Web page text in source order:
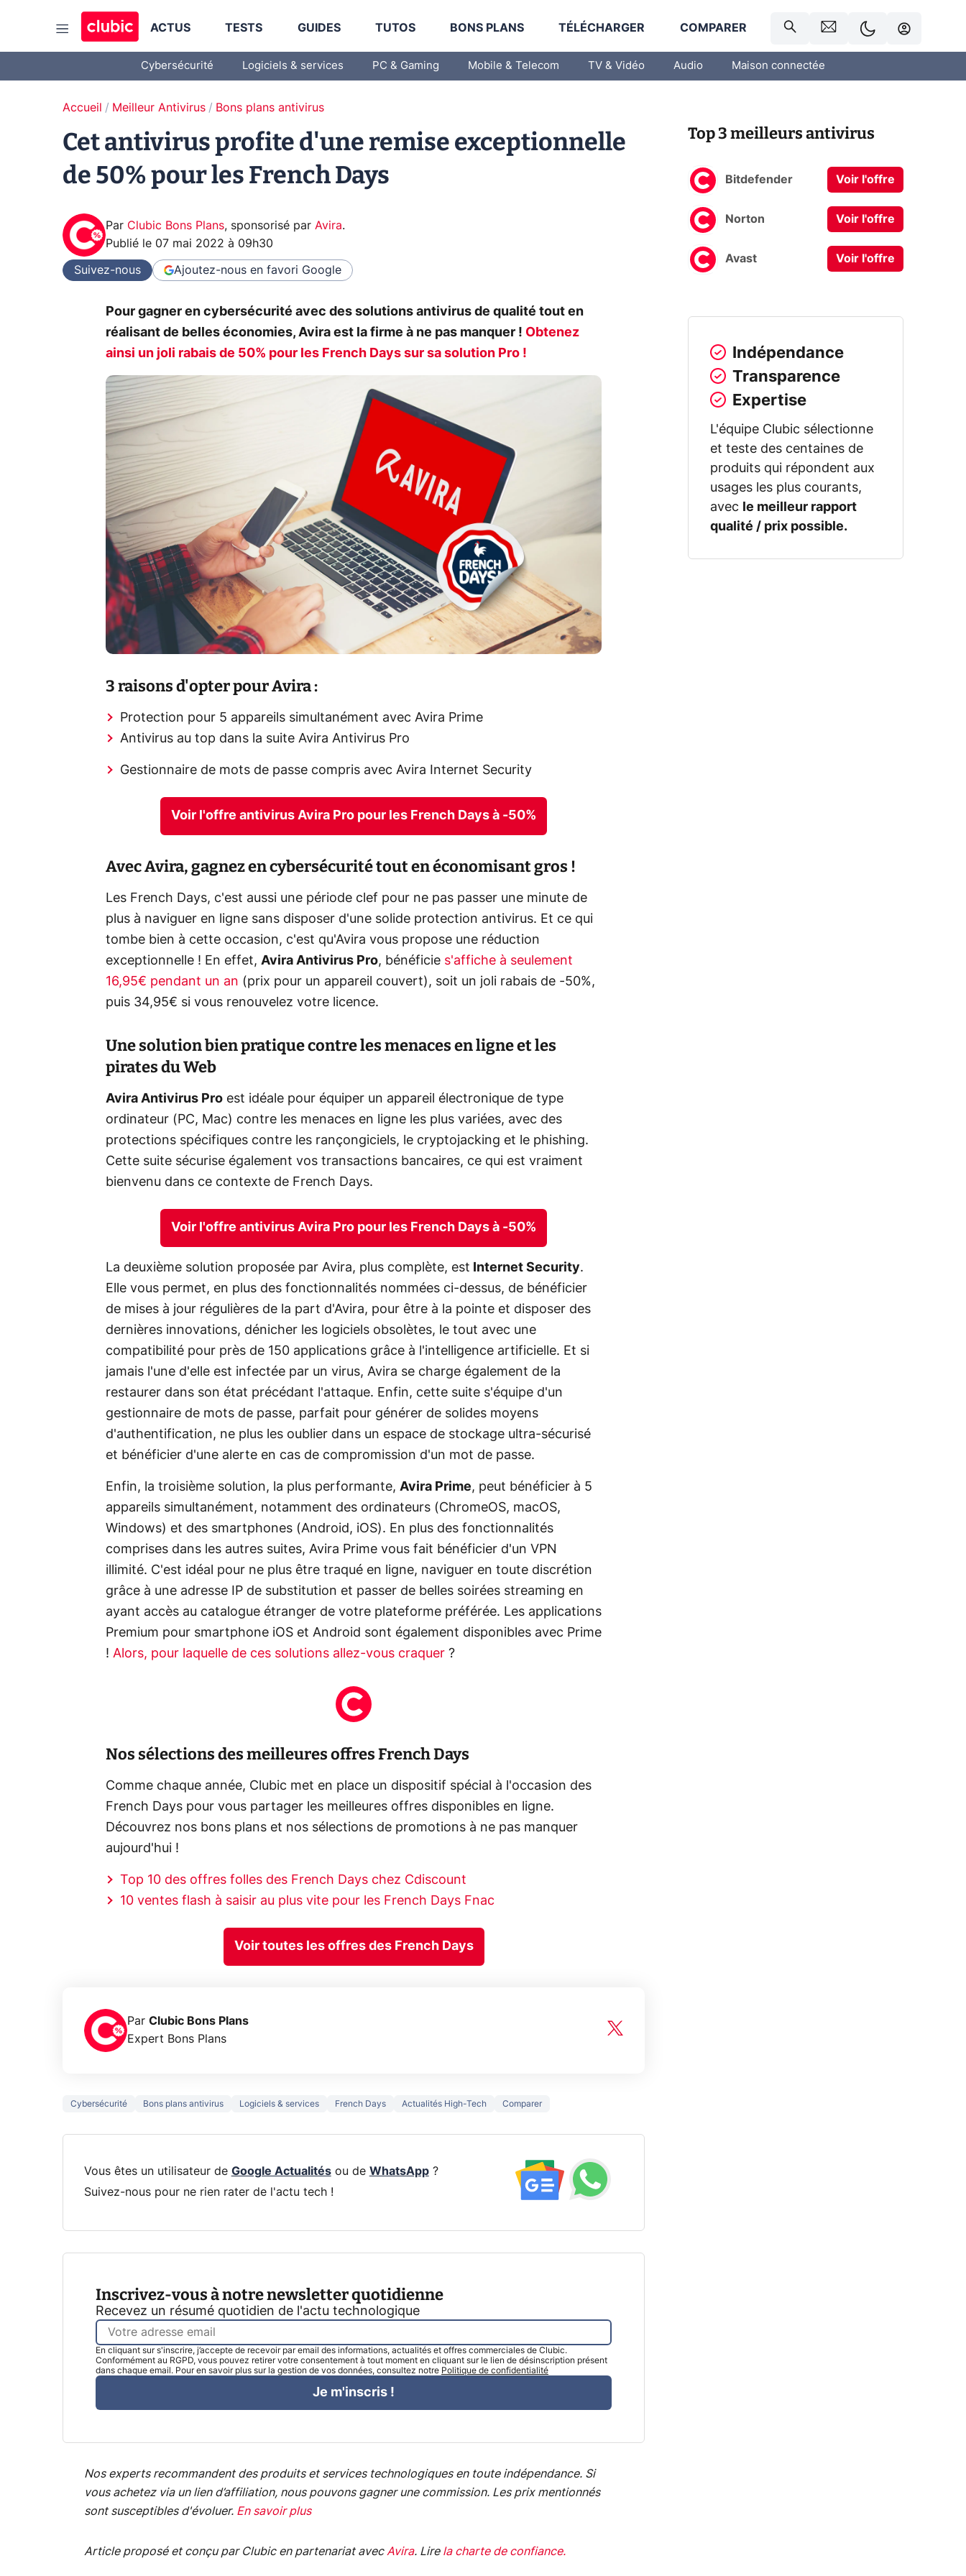
ACTUS TESTS GUIDES TUTOS BONS PLANS TÉLÉCHARGER COMPARER
Cybersécurité Logiciels & services PC & Gaming Mobile & Telecom TV & Vidéo Audio Maison connectée
Accueil Meilleur Antivirus Bons plans antivirus
Cet antivirus profite d'une remise exceptionnelle
de 50% pour les French Days
Par Clubic Bons Plans, sponsorisé par Avira.
Publié le 07 mai 2022 à 09h30
Suivez-nous Ajoutez-nous en favori Google
Pour gagner en cybersécurité avec des solutions antivirus de qualité tout en
réalisant de belles économies, Avira est la firme à ne pas manquer ! Obtenez
ainsi un joli rabais de 50% pour les French Days sur sa solution Pro !
3 raisons d'opter pour Avira :
Protection pour 5 appareils simultanément avec Avira Prime
Antivirus au top dans la suite Avira Antivirus Pro
Gestionnaire de mots de passe compris avec Avira Internet Security
Voir l'offre antivirus Avira Pro pour les French Days à -50%
Avec Avira, gagnez en cybersécurité tout en économisant gros !
Les French Days, c'est aussi une période clef pour ne pas passer une minute de
plus à naviguer en ligne sans disposer d'une solide protection antivirus. Et ce qui
tombe bien à cette occasion, c'est qu'Avira vous propose une réduction
exceptionnelle ! En effet, Avira Antivirus Pro, bénéficie s'affiche à seulement
16,95€ pendant un an (prix pour un appareil couvert), soit un joli rabais de -50%,
puis 34,95€ si vous renouvelez votre licence.
Une solution bien pratique contre les menaces en ligne et les
pirates du Web
Avira Antivirus Pro est idéale pour équiper un appareil électronique de type
ordinateur (PC, Mac) contre les menaces en ligne les plus variées, avec des
protections spécifiques contre les rançongiciels, le cryptojacking et le phishing.
Cette suite sécurise également vos transactions bancaires, ce qui est vraiment
bienvenu dans ce contexte de French Days.
Voir l'offre antivirus Avira Pro pour les French Days à -50%
La deuxième solution proposée par Avira, plus complète, est Internet Security.
Elle vous permet, en plus des fonctionnalités nommées ci-dessus, de bénéficier
de mises à jour régulières de la part d'Avira, pour être à la pointe et disposer des
dernières innovations, dénicher les logiciels obsolètes, le tout avec une
compatibilité pour près de 150 applications grâce à l'intelligence artificielle. Et si
jamais l'une d'elle est infectée par un virus, Avira se charge également de la
restaurer dans son état précédant l'attaque. Enfin, cette suite s'équipe d'un
gestionnaire de mots de passe, parfait pour générer de solides moyens
d'authentification, ne plus les oublier dans un espace de stockage ultra-sécurisé
et bénéficier d'une alerte en cas de compromission d'un mot de passe.
Enfin, la troisième solution, la plus performante, Avira Prime, peut bénéficier à 5
appareils simultanément, notamment des ordinateurs (ChromeOS, macOS,
Windows) et des smartphones (Android, iOS). En plus des fonctionnalités
comprises dans les autres suites, Avira Prime vous fait bénéficier d'un VPN
illimité. C'est idéal pour ne plus être traqué en ligne, naviguer en toute discrétion
grâce à une adresse IP de substitution et passer de belles soirées streaming en
ayant accès au catalogue étranger de votre plateforme préférée. Les applications
Premium pour smartphone iOS et Android sont également disponibles avec Prime
! Alors, pour laquelle de ces solutions allez-vous craquer ?
Nos sélections des meilleures offres French Days
Comme chaque année, Clubic met en place un dispositif spécial à l'occasion des
French Days pour vous partager les meilleures offres disponibles en ligne.
Découvrez nos bons plans et nos sélections de promotions à ne pas manquer
aujourd'hui !
Top 10 des offres folles des French Days chez Cdiscount
10 ventes flash à saisir au plus vite pour les French Days Fnac
Voir toutes les offres des French Days
Par Clubic Bons Plans
Expert Bons Plans
Cybersécurité Bons plans antivirus Logiciels & services French Days Actualités High-Tech Comparer
Vous êtes un utilisateur de Google Actualitésou de WhatsApp?
Suivez-nous pour ne rien rater de l'actu tech !
Inscrivez-vous à notre newsletter quotidienne
Recevez un résumé quotidien de l'actu technologique
En cliquant sur s'inscrire, j’accepte de recevoir par email des informations, actualités et offres commerciales de Clubic.
Conformément au RGPD, vous pouvez retirer votre consentement à tout moment en cliquant sur le lien de désinscription présent
dans chaque email. Pour en savoir plus sur la gestion de vos données, consultez notre Politique de confidentialité
Je m'inscris !
Nos experts recommandent des produits et services technologiques en toute indépendance. Si
vous achetez via un lien d’affiliation, nous pouvons gagner une commission. Les prix mentionnés
sont susceptibles d'évoluer. En savoir plus
Article proposé et conçu par Clubic en partenariat avec Avira. Lire la charte de confiance.
Top 3 meilleurs antivirus
Bitdefender Voir l'offre
Norton Voir l'offre
Avast Voir l'offre
Indépendance
Transparence
Expertise
L'équipe Clubic sélectionne
et teste des centaines de
produits qui répondent aux
usages les plus courants,
avec
le meilleur rapport
qualité / prix possible.